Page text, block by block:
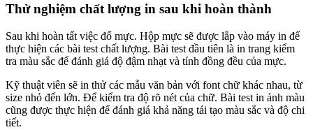
Thử nghiệm chất lượng in sau khi hoàn thành
Sau khi hoàn tất việc đổ mực. Hộp mực sẽ được lắp vào máy in để
thực hiện các bài test chất lượng. Bài test đầu tiên là in trang kiểm
tra màu sắc để đánh giá độ đậm nhạt và tính đồng đều của mực.
Kỹ thuật viên sẽ in thử các mẫu văn bản với font chữ khác nhau, từ
size nhỏ đến lớn. Để kiểm tra độ rõ nét của chữ. Bài test in ảnh màu
cũng được thực hiện để đánh giá khả năng tái tạo màu sắc và độ chi
tiết.